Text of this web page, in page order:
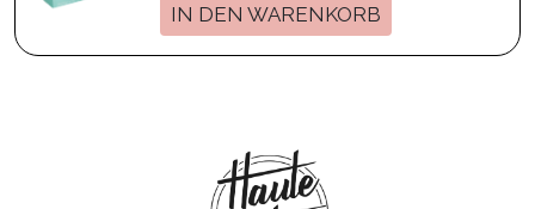
IN DEN WARENKORB